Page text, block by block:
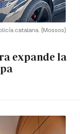
catalana. (Mossos)
expande la